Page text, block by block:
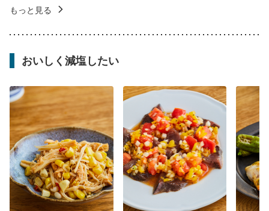
もっと見る
おいしく減塩したい